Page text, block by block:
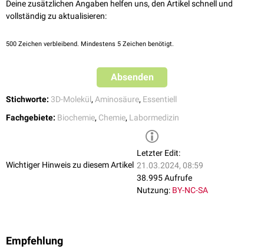
Säuglinge bis 1 Jahr: bis 300 µmol/g Kreatinin
Kleinkinder 2-6 Jahre: bis 200 µmol/g Kreatinin
Erwachsene: bis 100 µmol/g Kreatinin
Deine zusätzlichen Angaben helfen uns, den Artikel schnell und
vollständig zu aktualisieren:
500 Zeichen verbleibend. Mindestens 5 Zeichen benötigt.
Absenden
Stichworte: 3D-Molekül, Aminosäure, Essentiell
Fachgebiete: Biochemie, Chemie, Labormedizin
Wichtiger Hinweis zu diesem Artikel
Letzter Edit:
21.03.2024, 08:59
38.995 Aufrufe
Nutzung: BY-NC-SA
Empfehlung